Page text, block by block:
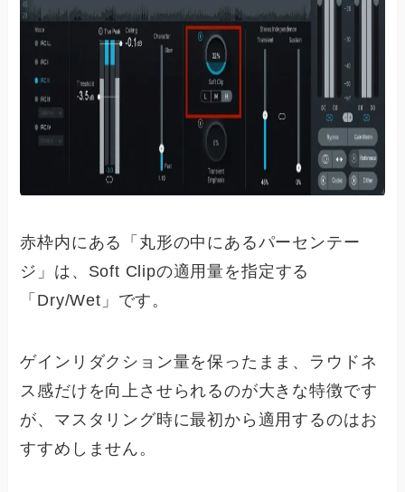
赤枠内にある「丸形の中にあるパーセンテー
ジ」は、Soft Clipの適用量を指定する
「Dry/Wet」です。
ゲインリダクション量を保ったまま、ラウドネ
ス感だけを向上させられるのが大きな特徴です
が、マスタリング時に最初から適用するのはお
すすめしません。